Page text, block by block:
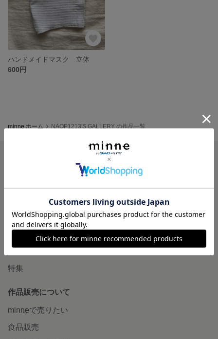
ハンドメイドマスク 立体
600円
minne ホーム NAOP1213'S GALLERY の作品一覧
minneで買いたい
作品をさがす
ショップをさがす
特集
作品販売について
minneで売りたい
食品販売